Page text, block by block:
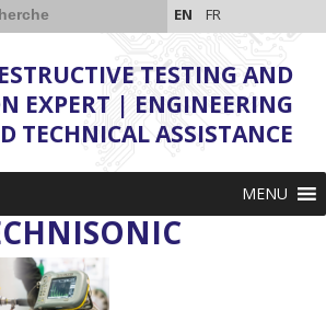
EN FR
TESTING AND
EXPERT | ENGINEERING
TECHNICAL ASSISTANCE
MENU